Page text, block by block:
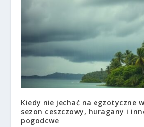
Kiedy nie jechać na egzotyczne
sezon deszczowy, huragany i
pogodowe